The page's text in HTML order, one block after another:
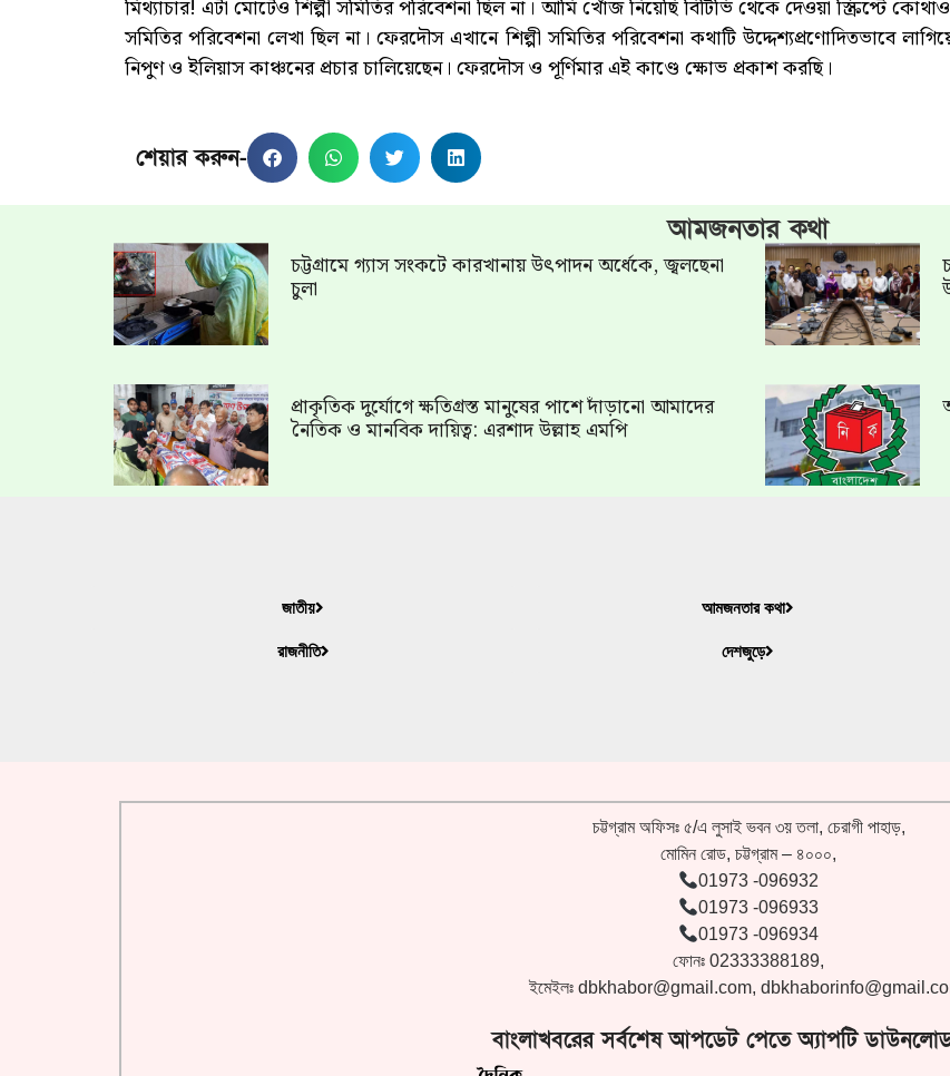
মিথ্যাচার! এটা মোটেও শিল্পী সমিতির পরিবেশনা ছিল না। আমি খোঁজ নিয়েছি বিটিভি থেকে দেওয়া স্ক্রিপ্টে কোথাও
সমিতির পরিবেশনা লেখা ছিল না। ফেরদৌস এখানে শিল্পী সমিতির পরিবেশনা কথাটি উদ্দেশ্যপ্রণোদিতভাবে
নিপুণ ও ইলিয়াস কাঞ্চনের প্রচার চালিয়েছেন। ফেরদৌস ও পূর্ণিমার এই কাণ্ডে ক্ষোভ প্রকাশ করছি।
শেয়ার করুন-
আমজনতার কথা
চট্টগ্রামে গ্যাস সংকটে কারখানায় উৎপাদন অর্ধেকে, জ্বলছেনা
চুলা
প্রাকৃতিক দুর্যোগে ক্ষতিগ্রস্ত মানুষের পাশে দাঁড়ানো আমাদের
নৈতিক ও মানবিক দায়িত্ব: এরশাদ উল্লাহ এমপি
জাতীয়
রাজনীতি
আমজনতার কথা
দেশজুড়ে
চট্টগ্রাম অফিসঃ ৫/এ লুসাই ভবন ৩য় তলা, চেরাগী পাহাড়,
মোমিন রোড, চট্টগ্রাম – ৪০০০,
01973 -096932
01973 -096933
01973 -096934
ফোনঃ 02333388189,
ইমেইলঃ dbkhabor@gmail.com,
বাংলাখবরের সর্বশেষ আপডেট পেতে অ্যাপটি